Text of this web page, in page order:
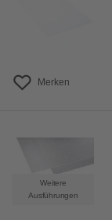
Merken
Weitere
Ausführungen